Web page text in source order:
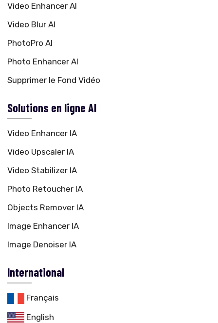
Video Enhancer AI
Video Blur AI
PhotoPro AI
Photo Enhancer AI
Supprimer le Fond Vidéo
Solutions en ligne AI
Video Enhancer IA
Video Upscaler IA
Video Stabilizer IA
Photo Retoucher IA
Objects Remover IA
Image Enhancer IA
Image Denoiser IA
International
Français
English